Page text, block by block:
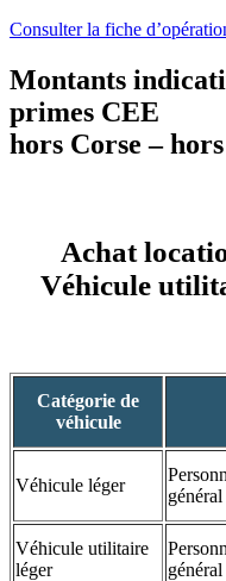
Consulter la fiche
Montants
primes CEE
hors Corse –
Achat
Véhicule
Catégorie de
véhicule
Véhicule léger
général
Véhicule utilitaire
léger
général